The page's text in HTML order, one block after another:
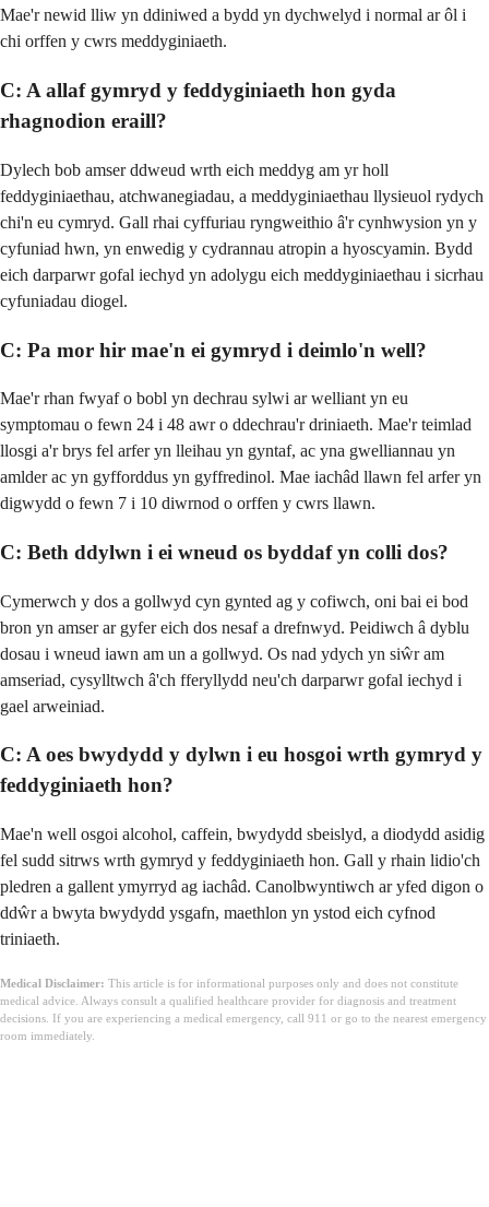
Mae'r newid lliw yn ddiniwed a bydd yn dychwelyd i normal ar ôl i
chi orffen y cwrs meddyginiaeth.
C: A allaf gymryd y feddyginiaeth hon gyda
rhagnodion eraill?
Dylech bob amser ddweud wrth eich meddyg am yr holl
feddyginiaethau, atchwanegiadau, a meddyginiaethau llysieuol rydych
chi'n eu cymryd. Gall rhai cyffuriau ryngweithio â'r cynhwysion yn y
cyfuniad hwn, yn enwedig y cydrannau atropin a hyoscyamin. Bydd
eich darparwr gofal iechyd yn adolygu eich meddyginiaethau i sicrhau
cyfuniadau diogel.
C: Pa mor hir mae'n ei gymryd i deimlo'n well?
Mae'r rhan fwyaf o bobl yn dechrau sylwi ar welliant yn eu
symptomau o fewn 24 i 48 awr o ddechrau'r driniaeth. Mae'r teimlad
llosgi a'r brys fel arfer yn lleihau yn gyntaf, ac yna gwelliannau yn
amlder ac yn gyfforddus yn gyffredinol. Mae iachâd llawn fel arfer yn
digwydd o fewn 7 i 10 diwrnod o orffen y cwrs llawn.
C: Beth ddylwn i ei wneud os byddaf yn colli dos?
Cymerwch y dos a gollwyd cyn gynted ag y cofiwch, oni bai ei bod
bron yn amser ar gyfer eich dos nesaf a drefnwyd. Peidiwch â dyblu
dosau i wneud iawn am un a gollwyd. Os nad ydych yn siŵr am
amseriad, cysylltwch â'ch fferyllydd neu'ch darparwr gofal iechyd i
gael arweiniad.
C: A oes bwydydd y dylwn i eu hosgoi wrth gymryd y
feddyginiaeth hon?
Mae'n well osgoi alcohol, caffein, bwydydd sbeislyd, a diodydd asidig
fel sudd sitrws wrth gymryd y feddyginiaeth hon. Gall y rhain lidio'ch
pledren a gallent ymyrryd ag iachâd. Canolbwyntiwch ar yfed digon o
ddŵr a bwyta bwydydd ysgafn, maethlon yn ystod eich cyfnod
triniaeth.
Medical Disclaimer: This article is for informational purposes only and does not constitute
medical advice. Always consult a qualified healthcare provider for diagnosis and treatment
decisions. If you are experiencing a medical emergency, call 911 or go to the nearest emergency
room immediately.